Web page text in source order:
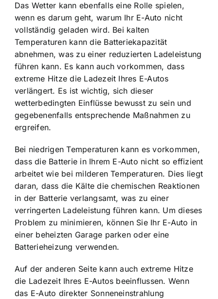
Das Wetter kann ebenfalls eine Rolle spielen,
wenn es darum geht, warum Ihr E-Auto nicht
vollständig geladen wird. Bei kalten
Temperaturen kann die Batteriekapazität
abnehmen, was zu einer reduzierten Ladeleistung
führen kann. Es kann auch vorkommen, dass
extreme Hitze die Ladezeit Ihres E-Autos
verlängert. Es ist wichtig, sich dieser
wetterbedingten Einflüsse bewusst zu sein und
gegebenenfalls entsprechende Maßnahmen zu
ergreifen.
Bei niedrigen Temperaturen kann es vorkommen,
dass die Batterie in Ihrem E-Auto nicht so effizient
arbeitet wie bei milderen Temperaturen. Dies liegt
daran, dass die Kälte die chemischen Reaktionen
in der Batterie verlangsamt, was zu einer
verringerten Ladeleistung führen kann. Um dieses
Problem zu minimieren, können Sie Ihr E-Auto in
einer beheizten Garage parken oder eine
Batterieheizung verwenden.
Auf der anderen Seite kann auch extreme Hitze
die Ladezeit Ihres E-Autos beeinflussen. Wenn
das E-Auto direkter Sonneneinstrahlung